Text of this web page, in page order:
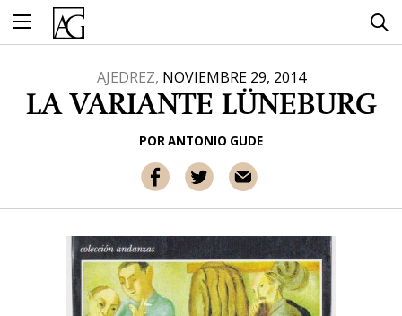
contenido
AJEDREZ, NOVIEMBRE 29, 2014
LA VARIANTE LÜNEBURG
PORANTONIO GUDE